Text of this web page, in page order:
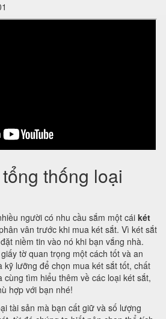
thống loại
người có nhu cầu sắm một cái két
vân trước khi mua két sắt. Vì két sắt
niềm tin vào nó khi bạn vắng nhà.
tờ quan trọng một cách tốt và an
kỹ lưỡng để chọn mua két sắt tốt, chất
cùng tìm hiểu thêm về các loại két sắt,
hợp với bạn nhé!
tài sản mà bạn cất giữ và số lượng